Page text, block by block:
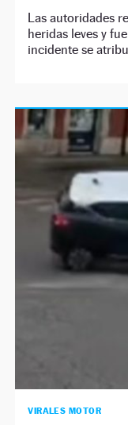
Las autoridades
heridas leves y
incidente se
VIRALES MOTOR